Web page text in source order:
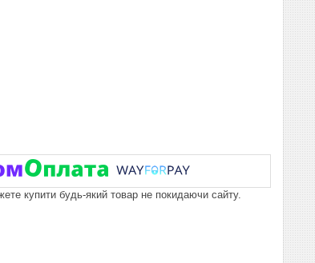
купити будь-який товар не покидаючи сайту.